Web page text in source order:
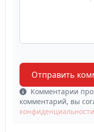
Отправить
Комментарии
комментарий, вы
конфиденциальности